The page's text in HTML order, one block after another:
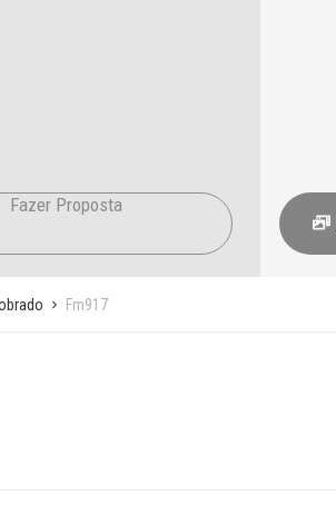
Fazer Proposta
Fm917